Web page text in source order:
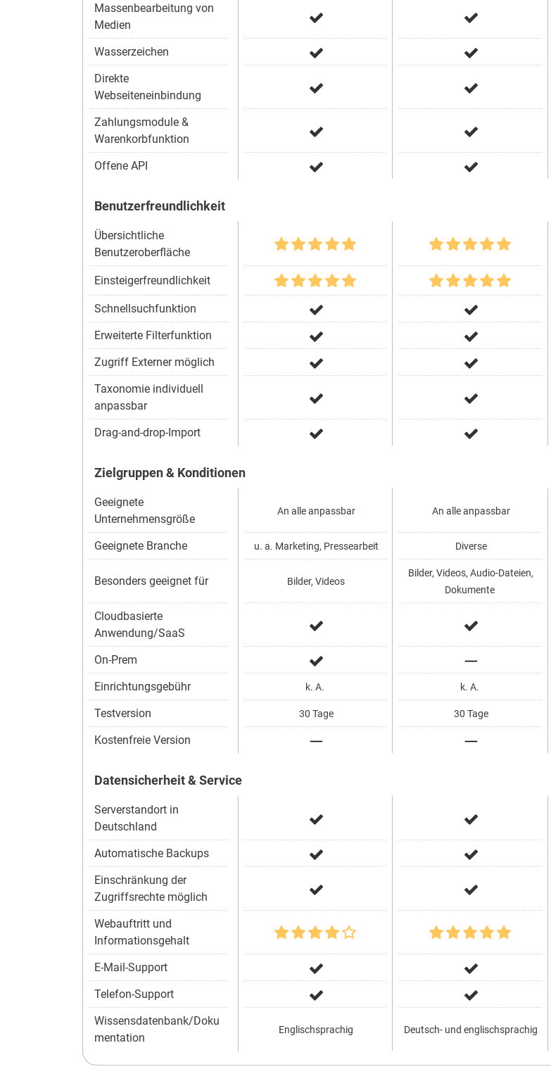
Massenbearbeitung von
Medien
Wasserzeichen
Direkte
Webseiteneinbindung
Zahlungsmodule &
Warenkorbfunktion
Offene API
Benutzerfreundlichkeit
Übersichtliche
Benutzeroberfläche
Einsteigerfreundlichkeit
Schnellsuchfunktion
Erweiterte Filterfunktion
Zugriff Externer möglich
Taxonomie individuell
anpassbar
Drag-and-drop-Import
Zielgruppen & Konditionen
Geeignete
Unternehmensgröße
Geeignete Branche
Besonders geeignet für
Cloudbasierte
Anwendung/SaaS
On-Prem
Einrichtungsgebühr
Testversion
Kostenfreie Version
Datensicherheit & Service
Serverstandort in
Deutschland
Automatische Backups
Einschränkung der
Zugriffsrechte möglich
Webauftritt und
Informationsgehalt
E-Mail-Support
Telefon-Support
Wissensdatenbank/Doku
mentation
An alle anpassbar
u. a. Marketing, Pressearbeit
Bilder, Videos
k. A.
30 Tage
Englischsprachig
An alle anpassbar
Diverse
Bilder, Videos, Audio-Dateien,
Dokumente
k. A.
30 Tage
Deutsch- und englischsprachig